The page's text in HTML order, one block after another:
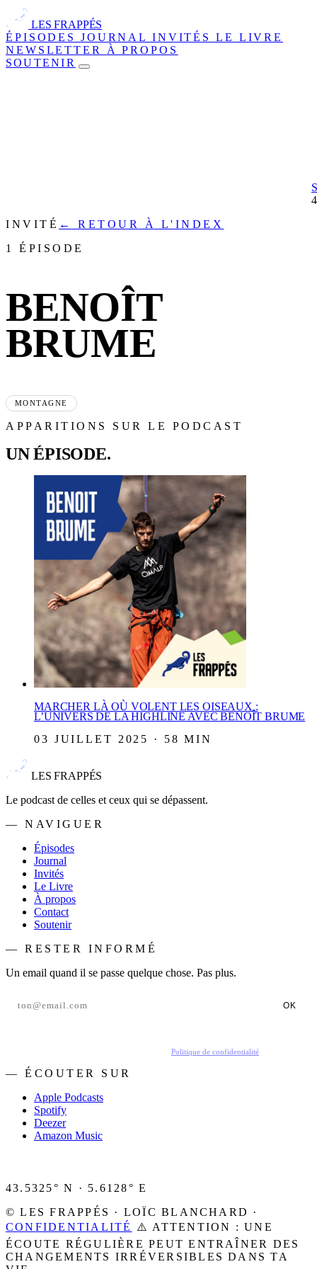
LES FRAPPÉS
ÉPISODES JOURNAL INVITÉSLE LIVRE
NEWSLETTER À PROPOS
SOUTENIR
INVITÉ ← RETOUR À L'INDEX
1 ÉPISODE
BENOÎT
BRUME
MONTAGNE
APPARITIONS SUR LE PODCAST
UN ÉPISODE.
MARCHER LÀ OÙ VOLENT LES OISEAUX :
L’UNIVERS DE LA HIGHLINE AVEC BENOÎT BRUME
03 JUILLET 2025 · 58 MIN
LES FRAPPÉS
Le podcast de celles et ceux qui se dépassent.
— NAVIGUER
Épisodes
Journal
Invités
Le Livre
À propos
Contact
Soutenir
— RESTER INFORMÉ
Un email quand il se passe quelque chose. Pas plus.
OK
Politique de confidentialité
— ÉCOUTER SUR
Apple Podcasts
Spotify
Deezer
Amazon Music
43.5325° N · 5.6128° E
© LES FRAPPÉS · LOÏC BLANCHARD ·
CONFIDENTIALITÉ
⚠️ ATTENTION : UNE
ÉCOUTE RÉGULIÈRE PEUT ENTRAÎNER DES
CHANGEMENTS IRRÉVERSIBLES DANS TA